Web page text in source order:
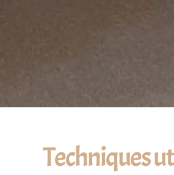
Techniques